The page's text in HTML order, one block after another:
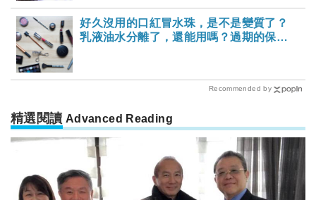
好久沒用的口紅冒水珠，是不是變質了？
乳液油水分離了，還能用嗎？過期的保養
Recommended by
精選閱讀 Advanced Reading